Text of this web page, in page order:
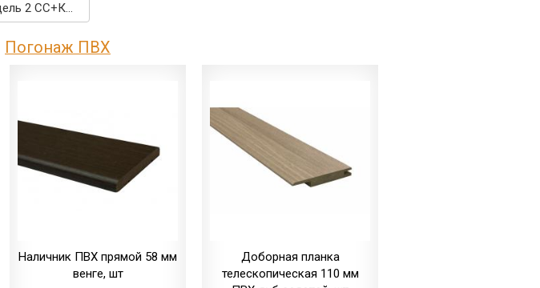
Межкомнатные двери Омис Адель 2 СС+КР дуб беленый →
Погонаж ПВХ
Наличник ПВХ прямой 58 мм
венге, шт
Доборная планка
телескопическая 110 мм